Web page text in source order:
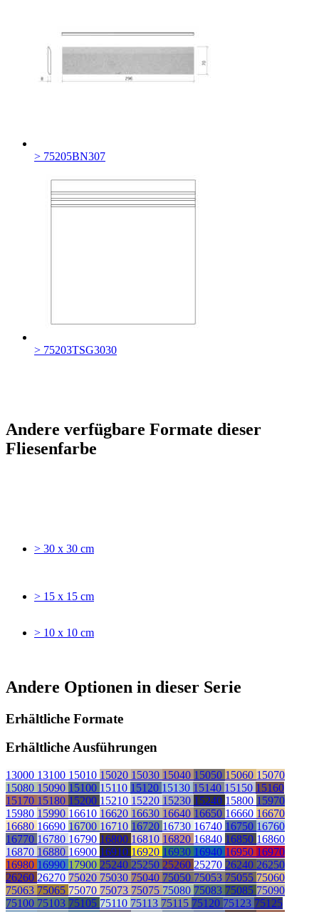
> 75205BN307
> 75203TSG3030
Andere verfügbare Formate dieser
Fliesenfarbe
> 30 x 30 cm
> 15 x 15 cm
> 10 x 10 cm
Andere Optionen in dieser Serie
Erhältliche Formate
Erhältliche Ausführungen
13000 13100 15010 15020 15030 15040 15050 15060 15070
15080 15090 15100 15110 15120 15130 15140 15150 15160
15170 15180 15200 15210 15220 15230 15240 15800 15970
15980 15990 16610 16620 16630 16640 16650 16660 16670
16680 16690 16700 16710 16720 16730 16740 16750 16760
16770 16780 16790 16800 16810 16820 16840 16850 16860
16870 16880 16900 16910 16920 16930 16940 16950 16970
16980 16990 17900 25240 25250 25260 25270 26240 26250
26260 26270 75020 75030 75040 75050 75053 75055 75060
75063 75065 75070 75073 75075 75080 75083 75085 75090
75100 75103 75105 75110 75113 75115 75120 75123 75125